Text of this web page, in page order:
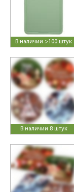
В наличии >100 штук
В наличии 8 штук